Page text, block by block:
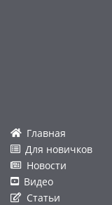
Главная
Для новичков
Новости
Видео
Статьи